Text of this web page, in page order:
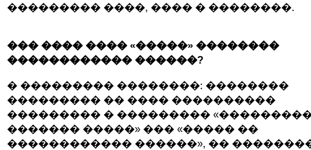
��������� ����, ���� � ��������.
��� ���� ���� «�����» ��������
������������ ������?
� ��������� ��������: ��������
��������� �� ���� ����������
��������� � ���������
������� �����» ��� «����� ��
������������ ������», ��